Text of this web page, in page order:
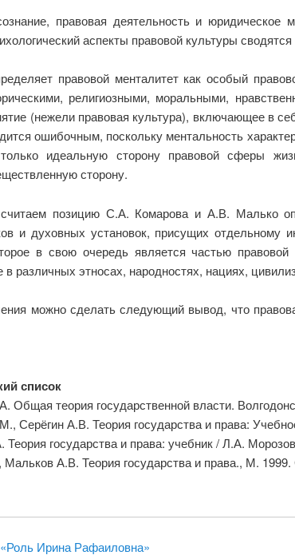
правовая деятельность и
аспекты правовой культуры сводятся
правовой менталитет как особый
религиозными, моральными,
(нежели правовая культура), включающее в
ошибочным, поскольку ментальность
идеальную сторону правовой сферы
сторону.
позицию С.А. Комарова и А.В. Малько
и духовных установок, присущих отдельному
в свою очередь является частью
в различных этносах, народностях, нациях,
можно сделать следующий вывод, что
список
Общая теория государственной власти.
Серёгин А.В. Теория государства и права:
Теория государства и права: учебник / Л.А.
А.В. Теория государства и права., М. 1999.
Ирина Рафаиловна»